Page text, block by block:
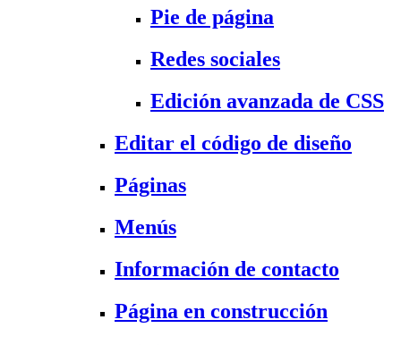
Pie de página
Redes sociales
Edición avanzada de CSS
Editar el código de diseño
Páginas
Menús
Información de contacto
Página en construcción